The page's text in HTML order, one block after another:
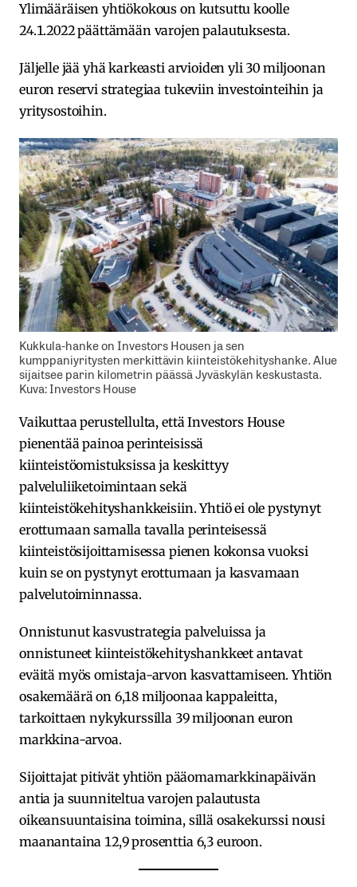
Ylimääräisen yhtiökokous on kutsuttu koolle
24.1.2022 päättämään varojen palautuksesta.
Jäljelle jää yhä karkeasti arvioiden yli 30 miljoonan
euron reservi strategiaa tukeviin investointeihin ja
yritysostoihin.
Kukkula-hanke on Investors Housen ja sen
kumppaniyritysten merkittävin kiinteistökehityshanke. Alue
sijaitsee parin kilometrin päässä Jyväskylän keskustasta.
Kuva: Investors House
Vaikuttaa perustellulta, että Investors House
pienentää painoa perinteisissä
kiinteistöomistuksissa ja keskittyy
palveluliiketoimintaan sekä
kiinteistökehityshankkeisiin. Yhtiö ei ole pystynyt
erottumaan samalla tavalla perinteisessä
kiinteistösijoittamisessa pienen kokonsa vuoksi
kuin se on pystynyt erottumaan ja kasvamaan
palvelutoiminnassa.
Onnistunut kasvustrategia palveluissa ja
onnistuneet kiinteistökehityshankkeet antavat
eväitä myös omistaja-arvon kasvattamiseen. Yhtiön
osakemäärä on 6,18 miljoonaa kappaleitta,
tarkoittaen nykykurssilla 39 miljoonan euron
markkina-arvoa.
Sijoittajat pitivät yhtiön pääomamarkkinapäivän
antia ja suunniteltua varojen palautusta
oikeansuuntaisina toimina, sillä osakekurssi nousi
maanantaina 12,9 prosenttia 6,3 euroon.